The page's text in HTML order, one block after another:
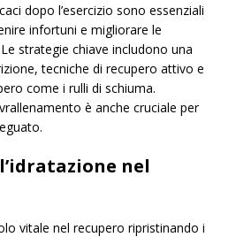
dopo l’esercizio sono essenziali
infortuni e migliorare le
strategie chiave includono una
tecniche di recupero attivo e
come i rulli di schiuma.
è anche cruciale per
nel
vitale nel recupero ripristinando i